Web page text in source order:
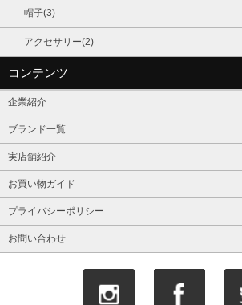
帽子(3)
アクセサリー(2)
コンテンツ
企業紹介
ブランド一覧
実店舗紹介
お買い物ガイド
プライバシーポリシー
お問い合わせ